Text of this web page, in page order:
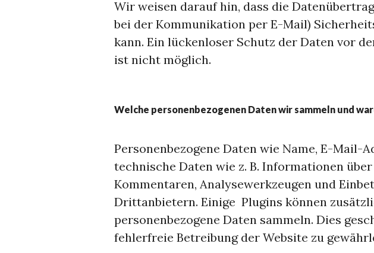
Wir weisen darauf hin, dass die
bei der Kommunikation per E-Mail)
kann. Ein lückenloser Schutz der Daten vor
ist nicht möglich.
Welche personenbezogenen Daten wir sammeln und
Personenbezogene Daten wie Name, E-Mail-
technische Daten wie z. B. Informationen über
Kommentaren, Analysewerkzeugen und
Drittanbietern. Einige Plugins können
personenbezogene Daten sammeln. Dies
fehlerfreie Betreibung der Website zu